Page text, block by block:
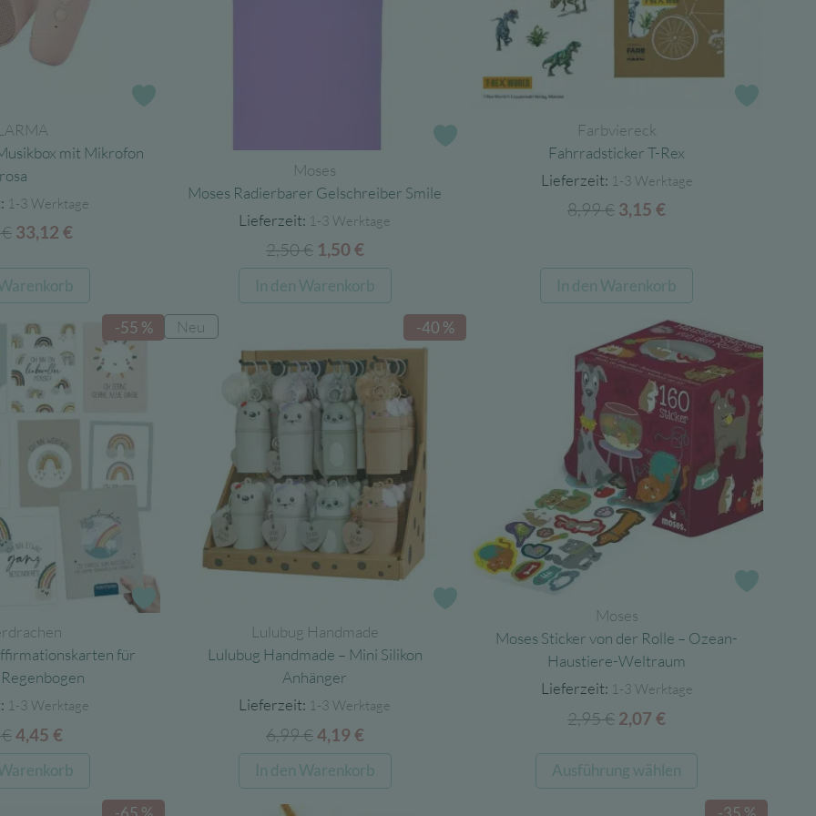
mit Mikrofon
rosa
1-3 Werktage
€ Ursprünglicher
50,95 €
33,12 €Aktueller
ist:
33,12 €.
Moses
Moses Radierbarer Gelschreiber Smile
Lieferzeit: 1-3 Werktage
2,50€ Ursprünglicher
Preis
war:
1,50 €Aktueller
Preis
ist:
1,50 €.
In den Warenkorb
Farbviereck
Fahrradsticker T-Rex
Lieferzeit: 1-3 Werktage
8,99€ Ursprünglicher
3,15€
3,15 €.
In den Warenkorb
-55 %
für
1-3 Werktage
€Ursprünglicher
Preis
war:
4,45 €Aktueller
Preis
ist:
4,45 €.
-40 %
Neu
Lulubug Handmade
Lulubug Handmade – Mini Silikon
Anhänger
Lieferzeit: 1-3 Werktage
6,99€Ursprünglicher
Preis
war:
4,19 €Aktueller
Preis
ist:
In den Warenkorb
Moses
Moses Sticker von der Rolle – Ozean-
Haustiere-Weltraum
Lieferzeit: 1-3 Werktage
2,95€ Ursprünglicher
war:
2,95 €
2,07€
ist:
2,07 €.
Ausführung wählen
Produkt
weist